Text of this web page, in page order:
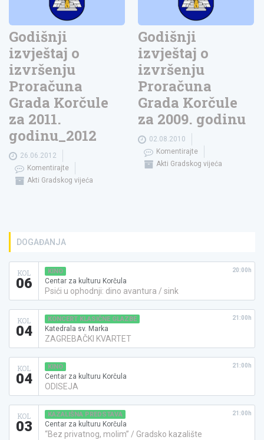
Godišnji
izvještaj o
izvršenju
Proračuna
Grada Korčule
za 2011.
godinu_2012
26.06.2012
Komentirajte
Akti Gradskog vijeća
Godišnji
izvještaj o
izvršenju
Proračuna
Grada Korčule
za 2009. godinu
02.08.2010
Komentirajte
Akti Gradskog vijeća
DOGAĐANJA
KOL
06
KINO
Centar za kulturu Korčula
Psići u ophodnji: dino avantura / sink
20:00h
KOL
04
KONCERT KLASIČNE GLAZBE
Katedrala sv. Marka
ZAGREBAČKI KVARTET
21:00h
KOL
04
KINO
Centar za kulturu Korčula
ODISEJA
21:00h
KOL
03
KAZALIŠNA PREDSTAVA
Centar za kulturu Korčula
“Bez privatnog, molim” / Gradsko kazalište
21:00h